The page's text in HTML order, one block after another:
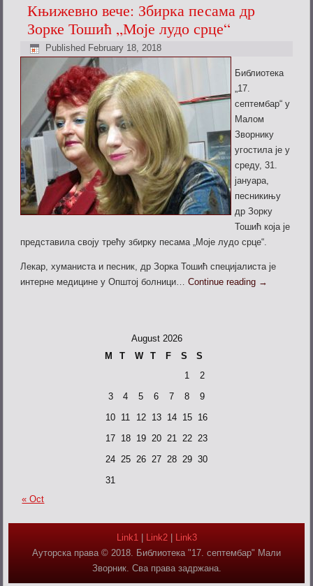
Књижевно вече: Збирка песама др
Зорке Тошић „Моје лудо срце“
Published February 18, 2018
Библиотека
„17.
септембар“ у
Малом
Зворнику
угостила је у
среду, 31.
јануара,
песникињу
др Зорку
Тошић која је
представила своју трећу збирку песама „Моје лудо срце“.
Лекар, хуманиста и песник, др Зорка Тошић специјалиста је
интерне медицине у Општој болници…Continue reading →
August 2026
M
T W T F S
S
1
2
3
4 5 6 7 8
9
10 11 12 13 14 15
16
17 18 19 20 21 22
23
24 25 26 27 28 29 30
31
« Oct
Link1 Link2|
Link3
Ауторска права © 2018. Библиотека "17. септембар" Мали
Зворник. Сва права задржана.